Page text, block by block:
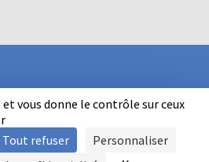
vous donne le contrôle sur ceux
Tout refuser
Personnaliser